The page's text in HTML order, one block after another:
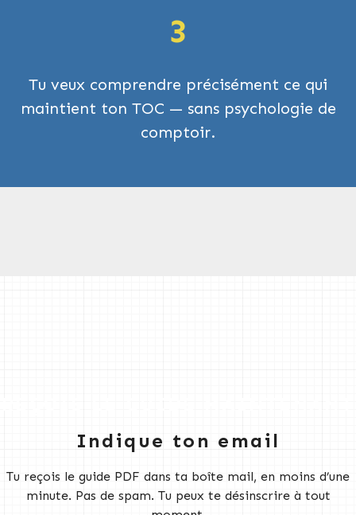
3
Tu veux comprendre précisément ce qui
maintient ton TOC — sans psychologie de
comptoir.
Indique ton email
Tu reçois le guide PDF dans ta boîte mail, en moins d’une
minute. Pas de spam. Tu peux te désinscrire à tout